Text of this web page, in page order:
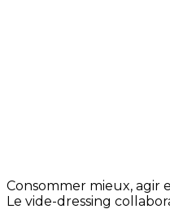
Consommer mieux, agir
Le vide-dressing